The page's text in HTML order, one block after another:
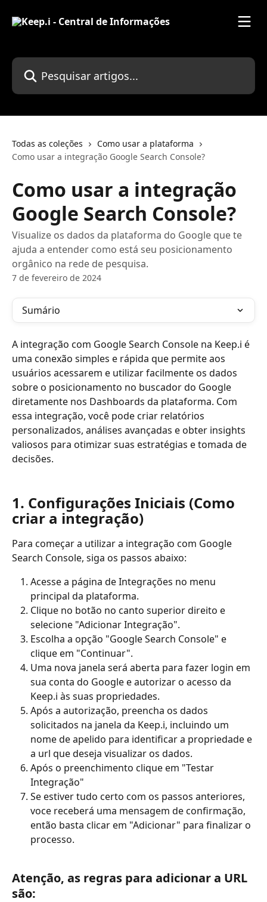
Pesquisar artigos...
Todas as coleções
Como usar a plataforma
Como usar a integração Google Search Console?
Como usar a integração
Google Search Console?
Visualize os dados da plataforma do Google que te
ajuda a entender como está seu posicionamento
orgânico na rede de pesquisa.
7 de fevereiro de 2024
Sumário
A integração com Google Search Console na Keep.i é
uma conexão simples e rápida que permite aos
usuários acessarem e utilizar facilmente os dados
sobre o posicionamento no buscador do Google
diretamente nos Dashboards da plataforma. Com
essa integração, você pode criar relatórios
personalizados, análises avançadas e obter insights
valiosos para otimizar suas estratégias e tomada de
decisões.
1. Configurações Iniciais (Como
criar a integração)
Para começar a utilizar a integração com Google
Search Console, siga os passos abaixo:
Acesse a página de Integrações no menu
principal da plataforma.
Clique no botão no canto superior direito e
selecione "Adicionar Integração".
Escolha a opção "Google Search Console" e
clique em "Continuar".
Uma nova janela será aberta para fazer login em
sua conta do Google e autorizar o acesso da
Keep.i às suas propriedades.
Após a autorização, preencha os dados
solicitados na janela da Keep.i, incluindo um
nome de apelido para identificar a propriedade e
a url que deseja visualizar os dados.
Após o preenchimento clique em "Testar
Integração"
Se estiver tudo certo com os passos anteriores,
voce receberá uma mensagem de confirmação,
então basta clicar em "Adicionar" para finalizar o
processo.
Atenção, as regras para adicionar a URL
são: